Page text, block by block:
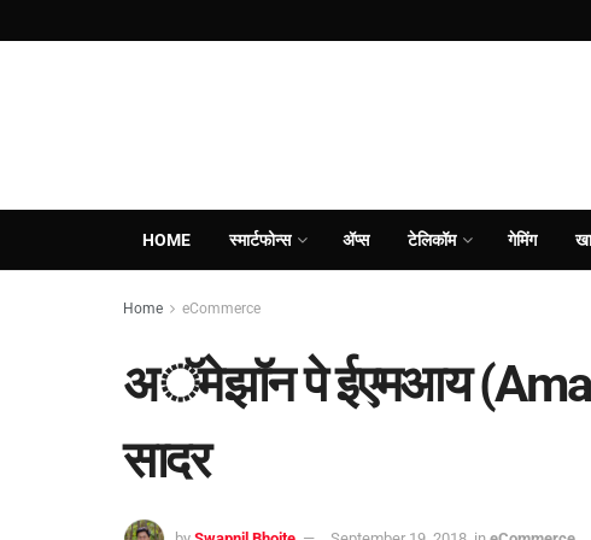
HOME स्मार्टफोन्स ॲप्स टेलिकॉम गेमिंग
Home eCommerce
अॅमेझॉन पे ईएमआय
सादर